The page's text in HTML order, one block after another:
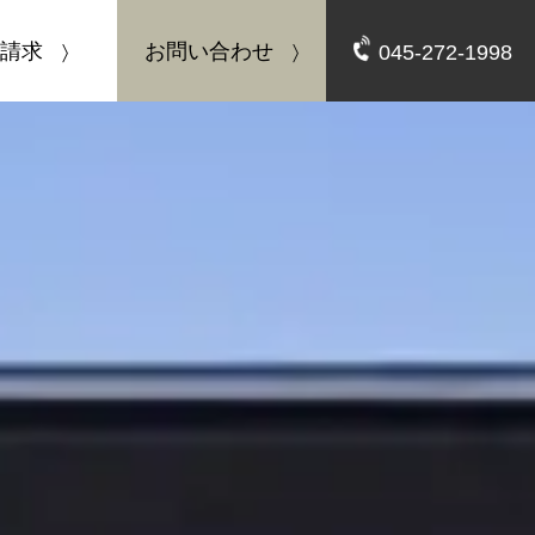
求 お問い合わせ 045-272-1998